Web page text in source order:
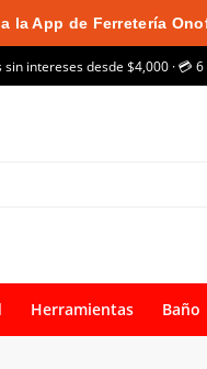
la App de Ferretería
intereses desde $4,000 ·
Herramientas Baño